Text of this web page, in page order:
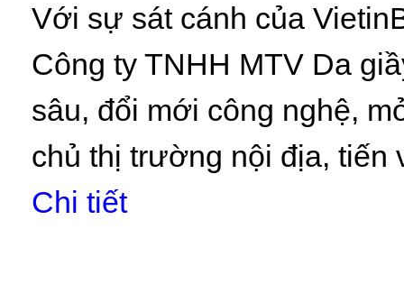
Với sự sát cánh của
Công ty TNHH MTV Da
sâu, đổi mới công nghệ,
chủ thị trường nội địa,
Chi tiết